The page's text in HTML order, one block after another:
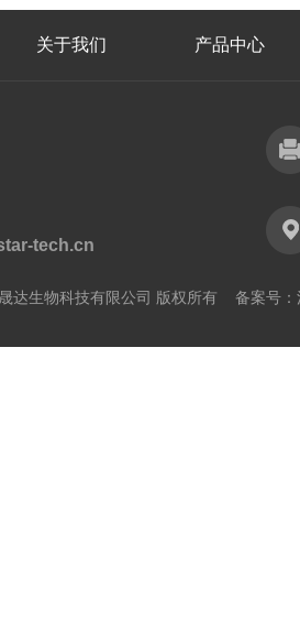
关于我们 产品中心
tech.cn
达生物科技有限公司 版权所有 备案号